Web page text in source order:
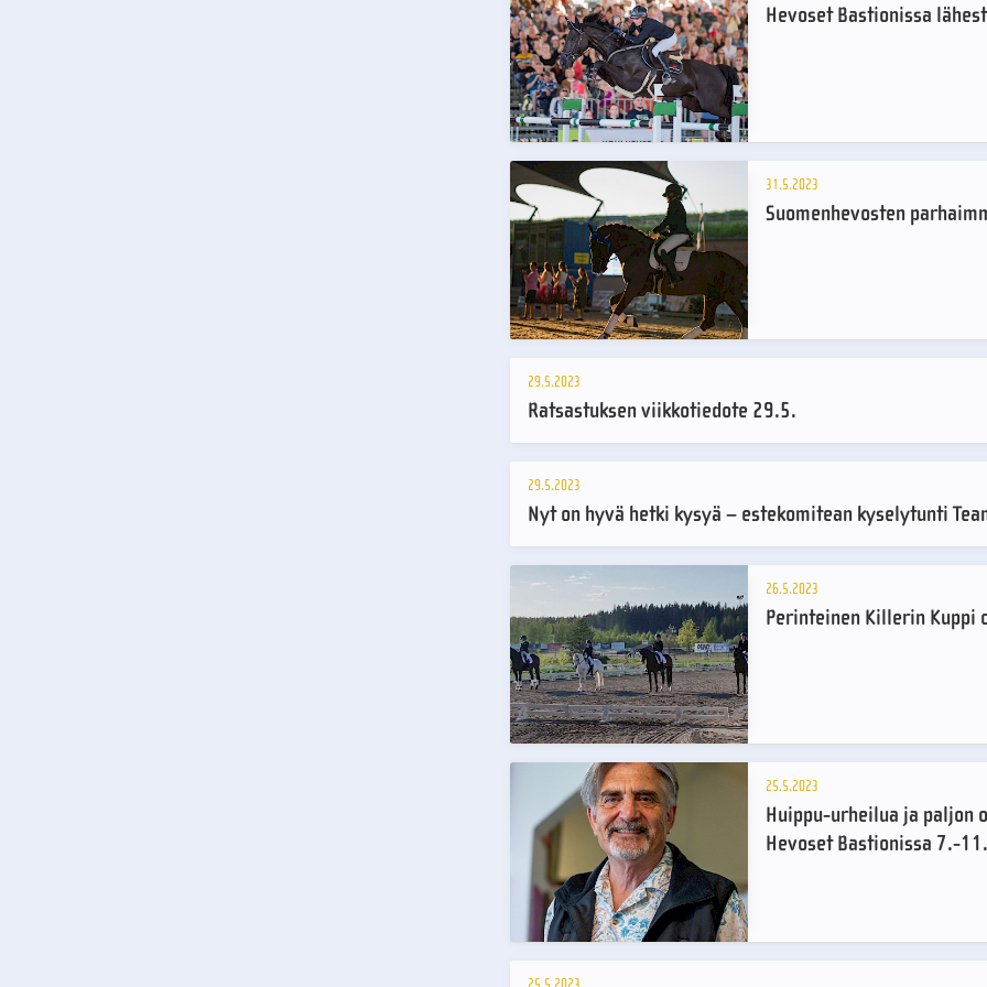
Hevoset Bastionissa
31.5.2023
Suomenhevosten
29.5.2023
Ratsastuksen viikkotiedote 29.5.
29.5.2023
Nyt on hyvä hetki kysyä – estekomitean kyselytunti
26.5.2023
Perinteinen Killerin Kuppi
25.5.2023
Huippu-urheilua ja paljon
Hevoset Bastionissa 7.-